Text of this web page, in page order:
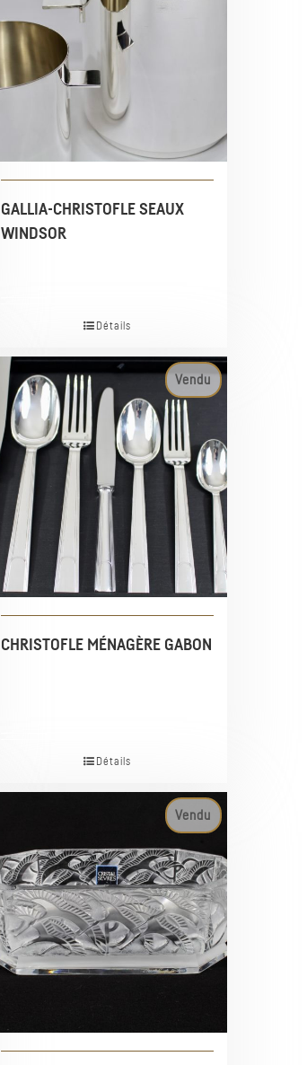
GALLIA-CHRISTOFLE SEAUX
WINDSOR
Détails
Vendu
CHRISTOFLE MÉNAGÈRE GABON
Détails
Vendu